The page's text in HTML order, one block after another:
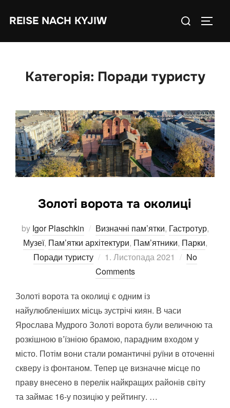
REISE NACH KYJIW
Search
Категорія: Поради туристу
Золоті ворота та околиці
by Igor Plaschkin Визначні пам’ятки, Гастротур,
Музеї, Пам’ятки архітектури, Пам’ятники, Парки,
Поради туристу
Posted
on
1. Листопада 2021
No
Comments
Золоті ворота та околиці є одним із
найулюбленіших місць зустрічі киян. В часи
Ярослава Мудрого Золоті ворота були величною та
розкішною в’їзніою брамою, парадним входом у
місто. Потім вони стали романтичні руїни в оточенні
скверу із фонтаном. Тепер це визначне місце по
праву внесено в перелік найкращих районів світу
та займає 16-у позицію у рейтингу. …